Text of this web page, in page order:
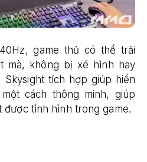
game thủ có thể trải
mà, không bị xé hình hay
Skysight tích hợp giúp hiển
cách thông minh, giúp
được tình hình trong game.